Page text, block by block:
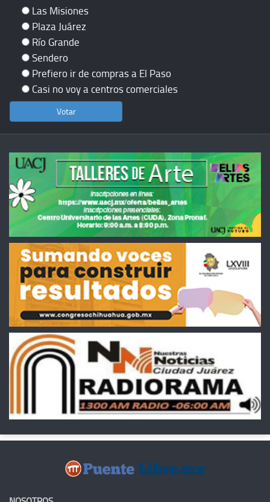
Las Misiones
Plaza Juárez
Río Grande
Sendero
Prefiero ir de compras a El Paso
Casi no voy a centros comerciales